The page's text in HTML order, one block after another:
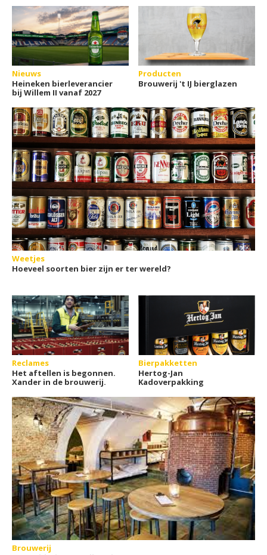
Nieuws
Heineken bierleverancier
bij Willem II vanaf 2027
Producten
Brouwerij 't IJ bierglazen
Weetjes
Hoeveel soorten bier zijn er ter wereld?
Reclames
Het aftellen is begonnen.
Xander in de brouwerij.
Bierpakketten
Hertog-Jan
Kadoverpakking
Brouwerij